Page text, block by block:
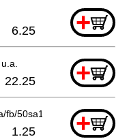
+
6.25
+
22.25
fb/50sa1 Till 10.1987 (ti
+
1.25